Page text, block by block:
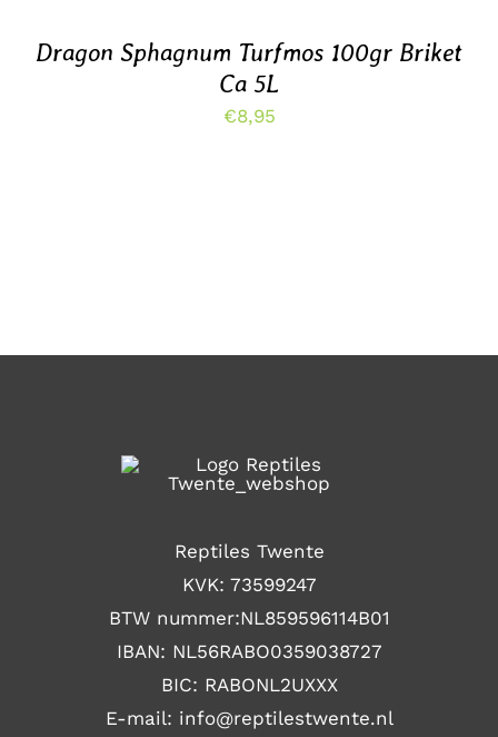
Dragon Sphagnum Turfmos 100gr Briket
Ca 5L
€8,95
Reptiles Twente
KVK: 73599247
BTW nummer:NL859596114B01
IBAN: NL56RABO0359038727
BIC: RABONL2UXXX
E-mail: info@reptilestwente.nl